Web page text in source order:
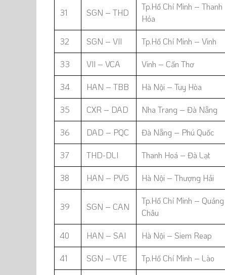
31 SGN – THD
Tp.Hồ Chí Minh – Thanh
Hóa
32 SGN – VII Tp.Hồ Chí Minh – Vinh
33 VII – VCA Vinh – Cần Thơ
34 HAN – TBB Hà Nội – Tuy Hòa
35 CXR – DAD Nha Trang – Đà Nẵng
36 DAD – PQC Đà Nẵng – Phú Quốc
37 THD-DLI Thanh Hoá – Đà Lạt
38 HAN – PVG Hà Nội – Thượng Hải
39 SGN – CAN
Tp.Hồ Chí Minh – Quảng
Châu
40 HAN – SAI Hà Nội – Siem Reap
41 SGN – VTE Tp.Hồ Chí Minh – Lào